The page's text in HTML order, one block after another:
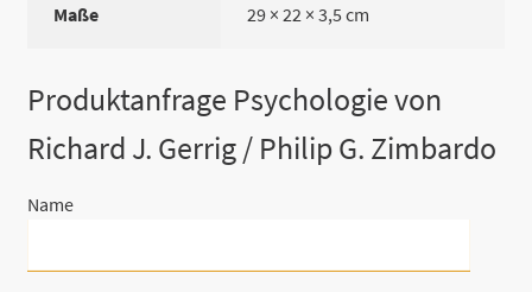
Maße 29 × 22 × 3,5 cm
Produktanfrage Psychologie von
Richard J. Gerrig / Philip G. Zimbardo
Name